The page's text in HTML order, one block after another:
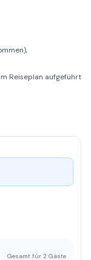
Reiseplan aufgeführt
Gesamt für 2 Gäste